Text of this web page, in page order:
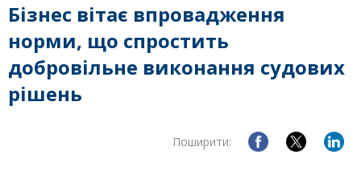
Бізнес вітає впровадження
норми, що спростить
добровільне виконання судових
рішень
Поширити: